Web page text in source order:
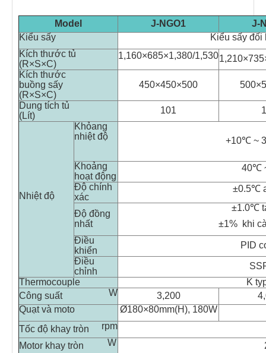
Model J-NGO1
J-
Kiểu sấy
Kiểu sấy
Kích thước tủ
(R×S×C)
1,160×685×1,380/1,530
Kích thước
buồng sấy
(R×S×C)
450×450×500
Dung tích tủ
(Lít)
101
Nhiệt độ
Khỏang
nhiệt độ
+10℃ ~
Khoảng
hoạt động
40℃
Độ chính
xác
±0.5℃
Độ đồng
nhất
±1.0℃
±1% khi
Điều
khiển
PID
Điều
chỉnh
Thermocouple
K
Công suất
W 3,200
Quạt và moto
Ø180×80mm(H), 180W
Tốc độ khay tròn
rpm
Motor khay tròn
W